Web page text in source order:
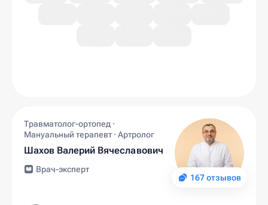
167 отзывов
Травматолог-ортопед ·
Мануальный терапевт · Артролог
Шахов Валерий Вячеславович
Врач-эксперт